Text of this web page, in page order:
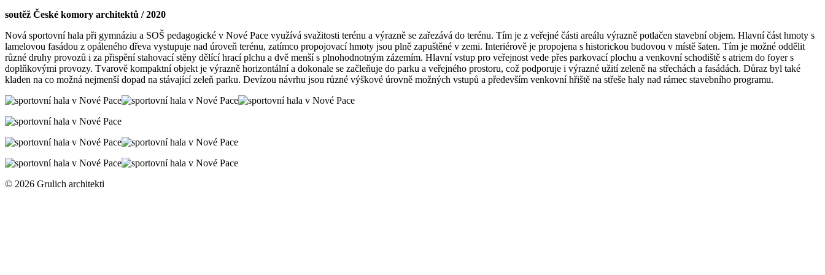
soutěž České komory architektů / 2020
Nová sportovní hala při gymnáziu a SOŠ pedagogické v Nové Pace využívá svažitosti terénu a výrazně se zařezává do terénu. Tím je z veřejné části areálu výrazně potlačen stavební objem. Hlavní část hmoty s
lamelovou fasádou z opáleného dřeva vystupuje nad úroveň terénu, zatímco propojovací hmoty jsou plně zapuštěné v zemi. Interiérově je propojena s historickou budovou v místě šaten. Tím je možné oddělit
různé druhy provozů i za přispění stahovací stěny dělící hrací plchu a dvě menší s plnohodnotným zázemím. Hlavní vstup pro veřejnost vede přes parkovací plochu a venkovní schodiště s atriem do foyer s
doplňkovými provozy. Tvarově kompaktní objekt je výrazně horizontální a dokonale se začleňuje do parku a veřejného prostoru, což podporuje i výrazné užití zeleně na střechách a fasádách. Důraz byl také
kladen na co možná nejmenší dopad na stávající zeleň parku. Devízou návrhu jsou různé výškové úrovně možných vstupů a především venkovní hřiště na střeše haly nad rámec stavebního programu.
© 2026 Grulich architekti